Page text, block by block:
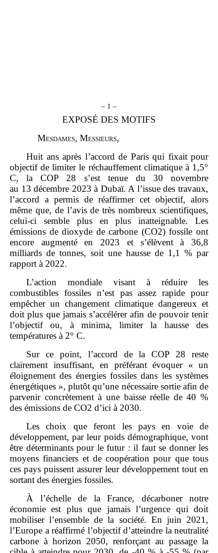
– 1 –
EXPOSÉ DES MOTIFS
Mesdames, Messieurs,
Huit ans après l’accord de Paris qui fixait pour
objectif de limiter le réchauffement climatique à 1,5°
C, la COP 28 s’est tenue du 30 novembre
au 13 décembre 2023 à Dubaï. A l’issue des travaux,
l’accord a permis de réaffirmer cet objectif, alors
même que, de l’avis de très nombreux scientifiques,
celui‑ci semble plus en plus inatteignable. Les
émissions de dioxyde de carbone (CO2) fossile ont
encore augmenté en 2023 et s’élèvent à 36,8
milliards de tonnes, soit une hausse de 1,1 % par
rapport à 2022.
L’action mondiale visant à réduire les
combustibles fossiles n’est pas assez rapide pour
empêcher un changement climatique dangereux et
doit plus que jamais s’accélérer afin de pouvoir tenir
l’objectif ou, à minima, limiter la hausse des
températures à 2° C.
Sur ce point, l’accord de la COP 28 reste
clairement insuffisant, en préférant évoquer « un
éloignement des énergies fossiles dans les systèmes
énergétiques », plutôt qu’une nécessaire sortie afin de
parvenir concrètement à une baisse réelle de 40 %
des émissions de CO2 d’ici à 2030.
Les choix que feront les pays en voie de
développement, par leur poids démographique, vont
être déterminants pour le futur : il faut se donner les
moyens financiers et de coopération pour que tous
ces pays puissent assurer leur développement tout en
sortant des énergies fossiles.
À l’échelle de la France, décarboner notre
économie est plus que jamais l’urgence qui doit
mobiliser l’ensemble de la société. En juin 2021,
l’Europe a réaffirmé l’objectif d’atteindre la neutralité
carbone à horizon 2050, renforçant au passage la